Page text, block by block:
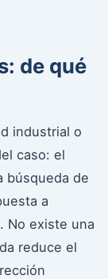
de qué
industrial o
caso: el
búsqueda de
a
No existe una
reduce el